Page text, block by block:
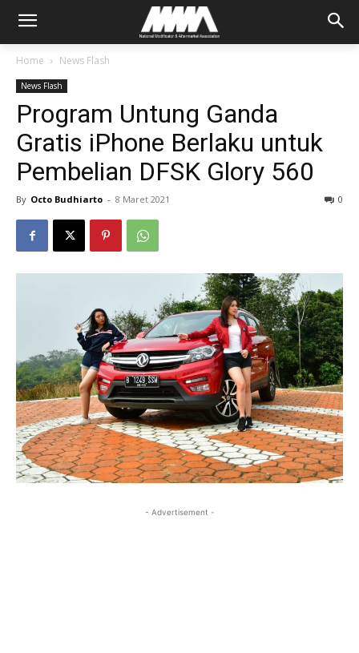
Home News Flash
News Flash
Program Untung Ganda
Gratis iPhone Berlaku untuk
Pembelian DFSK Glory 560
By Octo Budhiarto - 8 Maret 2021 0
- Advertisement -